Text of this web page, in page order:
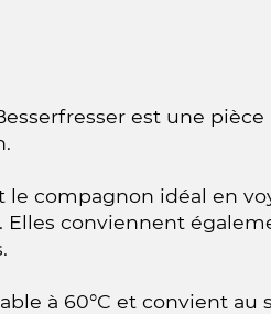
est une
le compagnon idéal en
Elles conviennent
à 60°C et convient au